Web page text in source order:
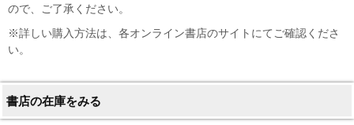
ので、ご了承ください。
※詳しい購入方法は、各オンライン書店のサイトにてご確認くださ
い。
書店の在庫をみる